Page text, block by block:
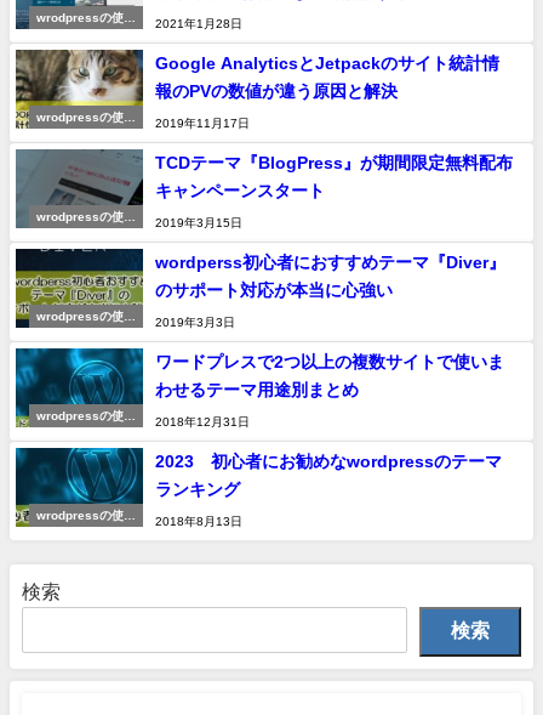
wrodpressの使い
2021年1月28日
wrodpressの使い
Google AnalyticsとJetpackのサイト統計情
報のPVの数値が違う原因と解決
2019年11月17日
wrodpressの使い
TCDテーマ『BlogPress』が期間限定無料配布
キャンペーンスタート
2019年3月15日
wrodpressの使い
wordperss初心者におすすめテーマ『Diver』
のサポート対応が本当に心強い
2019年3月3日
wrodpressの使い
ワードプレスで2つ以上の複数サイトで使いま
わせるテーマ用途別まとめ
2018年12月31日
wrodpressの使い
2023 初心者にお勧めなwordpressのテーマ
ランキング
2018年8月13日
検索
検索